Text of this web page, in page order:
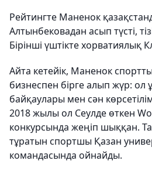
Рейтингте Маненок
Алтынбековадан асып түсті,
Бірінші үштікте хорватиялық
Айта кетейік, Маненок
бизнеспен бірге алып жүр: ол
байқаулары мен сән
2018 жылы ол Сеулде өткен
конкурсында жеңіп шыққан.
тұратын спортшы Қазан
командасында ойнайды.